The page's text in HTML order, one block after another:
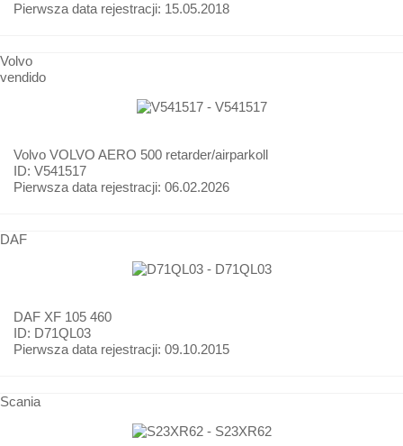
Pierwsza data rejestracji: 15.05.2018
Volvo
vendido
Volvo VOLVO AERO 500 retarder/airparkoll
ID: V541517
Pierwsza data rejestracji: 06.02.2026
DAF
DAF XF 105 460
ID: D71QL03
Pierwsza data rejestracji: 09.10.2015
Scania